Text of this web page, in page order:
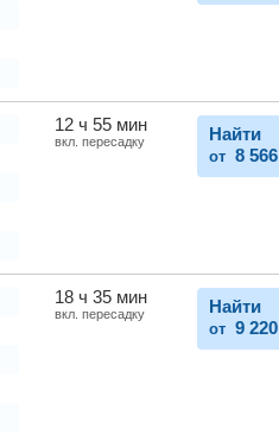
12 ч 55 мин
вкл. пересадку Найти
от 8 566
18 ч 35 мин
вкл. пересадку Найти
от 9 220